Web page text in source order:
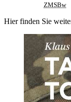
ZMSBw
Hier finden Sie